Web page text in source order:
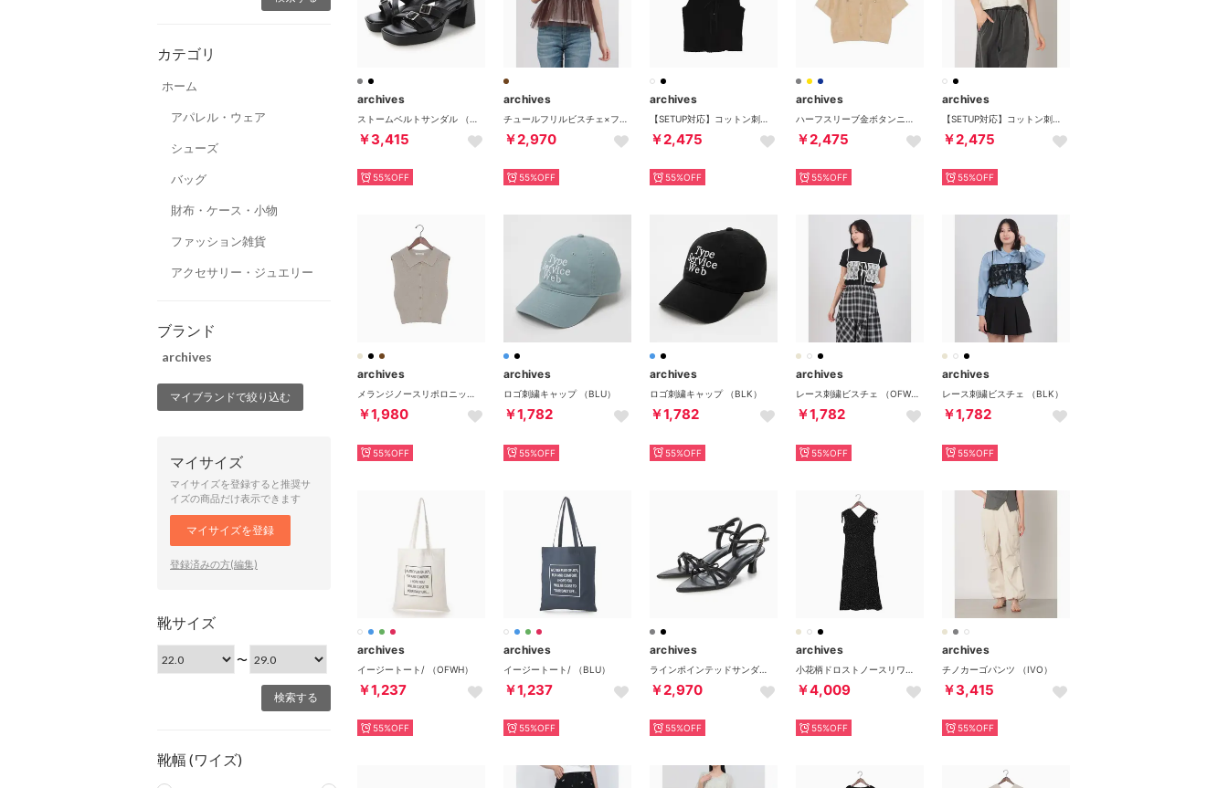
カテゴリ
ホーム
アパレル・ウェア
シューズ
バッグ
財布・ケース・小物
ファッション雑貨
アクセサリー・ジュエリー
ブランド
archives
マイブランドで絞り込む
マイサイズ
マイサイズを登録すると推奨サ
イズの商品だけ表示できます
マイサイズを登録
登録済みの方(編集)
靴サイズ
〜
靴幅 (ワイズ)
archives
￥3,415
55%OFF
archives
￥2,970
55%OFF
archives
￥2,475
55%OFF
archives
￥2,475
55%OFF
archives
￥2,475
55%OFF
archives
￥1,980
55%OFF
archives
ロゴ刺繍キャップ （BLU）
￥1,782
55%OFF
archives
ロゴ刺繍キャップ （BLK）
￥1,782
55%OFF
archives
￥1,782
55%OFF
archives
レース刺繍ビスチェ （BLK）
￥1,782
55%OFF
archives
イージートート/ （OFWH）
￥1,237
55%OFF
archives
イージートート/ （BLU）
￥1,237
55%OFF
archives
￥2,970
55%OFF
archives
￥4,009
55%OFF
archives
チノカーゴパンツ （IVO）
￥3,415
55%OFF